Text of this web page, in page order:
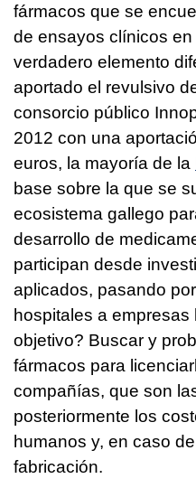
fármacos que se
de ensayos clínicos
verdadero elemento
aportado el revulsivo
consorcio público
2012 con una
euros, la mayoría de la
base sobre la que se
ecosistema gallego
desarrollo de
participan desde
aplicados, pasando
hospitales a
objetivo? Buscar y
fármacos para
compañías, que son
posteriormente los
humanos y, en caso
fabricación.